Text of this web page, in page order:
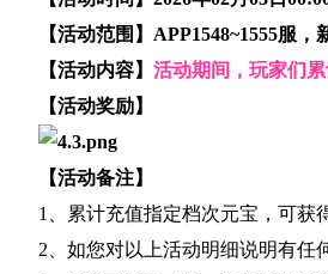
【活动范围】APP1548~1555服，
【活动内容】 活动期间，玩家们
【活动奖励】
【活动备注】
1、累计充值指定档次元宝，可获
2、如您对以上活动明细说明有任